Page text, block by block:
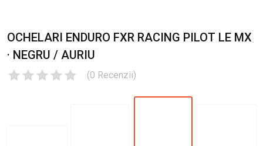
OCHELARI ENDURO FXR RACING PILOT LE MX
· NEGRU / AURIU
(0 Recenzii)